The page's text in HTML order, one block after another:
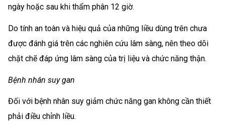
ngày hoặc sau khi thẩm phân 12 giờ.
Do tính an toàn và hiệu quả của những liều dùng trên chưa
được đánh giá trên các nghiên cứu lâm sàng, nên theo dõi
chặt chẽ đáp ứng lâm sàng của trị liệu và chức năng thận.
Bệnh nhân suy gan
Đối với bệnh nhân suy giảm chức năng gan không cần thiết
phải điều chỉnh liều.